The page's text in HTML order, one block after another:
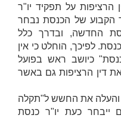
על תפקיד יו"ר
הקבוע של הכנסת נבחר
החדשה, ובדרך כלל
לפיכך, הוחלט כי אין
כיושב ראש בפועל
דין הרציפות גם באשר
והעלה את החשש ל"תקלה
כעת יו"ר כנסת